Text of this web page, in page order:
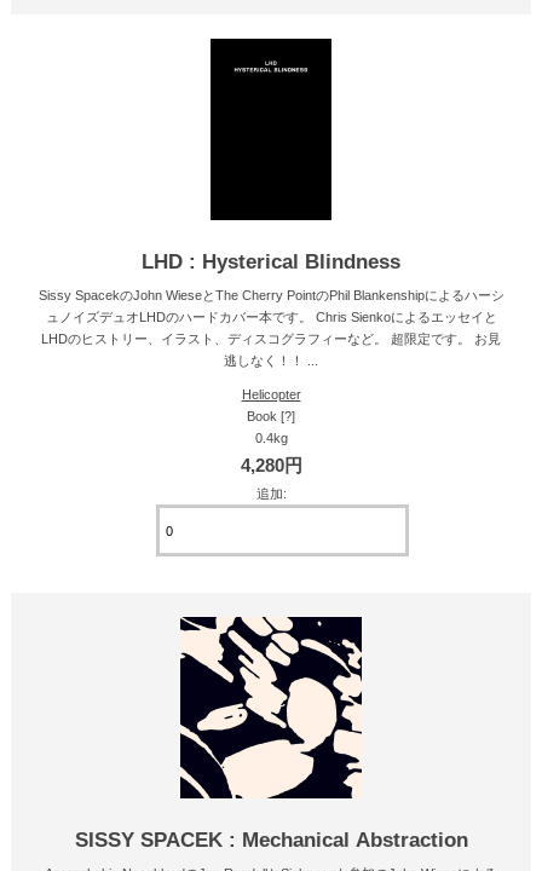
LHD : Hysterical Blindness
Sissy SpacekのJohn WieseとThe Cherry PointのPhil Blankenshipによるハーシ
ュノイズデュオLHDのハードカバー本です。 Chris Sienkoによるエッセイと
LHDのヒストリー、イラスト、ディスコグラフィーなど。 超限定です。 お見
逃しなく！！ ...
Helicopter
Book [?]
0.4kg
4,280円
追加:
SISSY SPACEK : Mechanical Abstraction